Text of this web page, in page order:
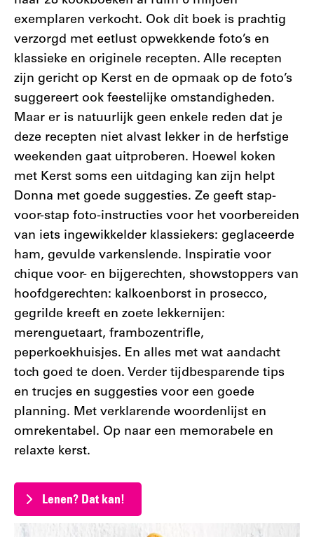
exemplaren verkocht. Ook dit boek is prachtig
verzorgd met eetlust opwekkende foto’s en
klassieke en originele recepten. Alle recepten
zijn gericht op Kerst en de opmaak op de foto’s
suggereert ook feestelijke omstandigheden.
Maar er is natuurlijk geen enkele reden dat je
deze recepten niet alvast lekker in de herfstige
weekenden gaat uitproberen. Hoewel koken
met Kerst soms een uitdaging kan zijn helpt
Donna met goede suggesties. Ze geeft stap-
voor-stap foto-instructies voor het voorbereiden
van iets ingewikkelder klassiekers: geglaceerde
ham, gevulde varkenslende. Inspiratie voor
chique voor- en bijgerechten, showstoppers van
hoofdgerechten: kalkoenborst in prosecco,
gegrilde kreeft en zoete lekkernijen:
merenguetaart, frambozentrifle,
peperkoekhuisjes. En alles met wat aandacht
toch goed te doen. Verder tijdbesparende tips
en trucjes en suggesties voor een goede
planning. Met verklarende woordenlijst en
omrekentabel. Op naar een memorabele en
relaxte kerst.
Lenen? Dat kan!